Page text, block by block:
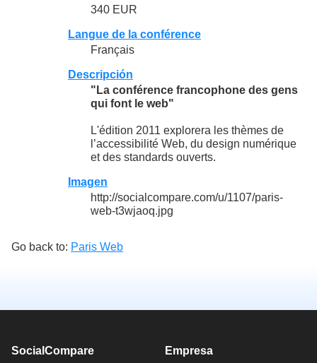
340 EUR
Langue de la conférence
Français
Descripción
"La conférence francophone des gens
qui font le web"
L'édition 2011 explorera les thèmes de
l’accessibilité Web, du design numérique
et des standards ouverts.
Imagen
http://socialcompare.com/u/1107/paris-
web-t3wjaoq.jpg
Go back to: Paris Web
SocialCompare Empresa